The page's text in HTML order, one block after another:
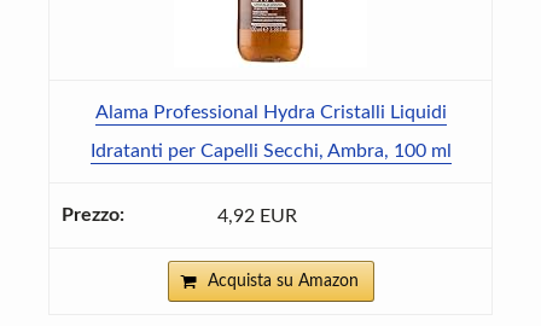
Alama Professional Hydra Cristalli Liquidi
Idratanti per Capelli Secchi, Ambra, 100 ml
4,92 EUR
Acquista su Amazon